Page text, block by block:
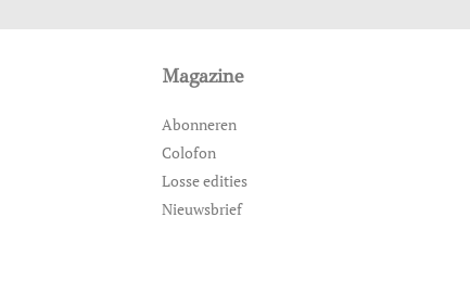
Magazine
Abonneren
Colofon
Losse edities
Nieuwsbrief